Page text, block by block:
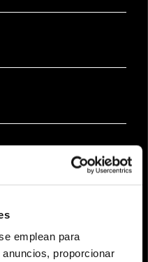
emplean para
proporcionar